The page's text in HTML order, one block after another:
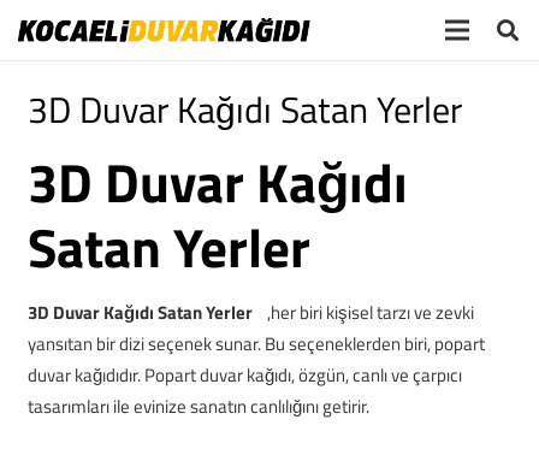
3D Duvar Kağıdı Satan Yerler
3D Duvar Kağıdı
Satan Yerler
3D Duvar Kağıdı Satan Yerler ,her biri kişisel tarzı ve zevki
yansıtan bir dizi seçenek sunar. Bu seçeneklerden biri, popart
duvar kağıdıdır. Popart duvar kağıdı, özgün, canlı ve çarpıcı
tasarımları ile evinize sanatın canlılığını getirir.